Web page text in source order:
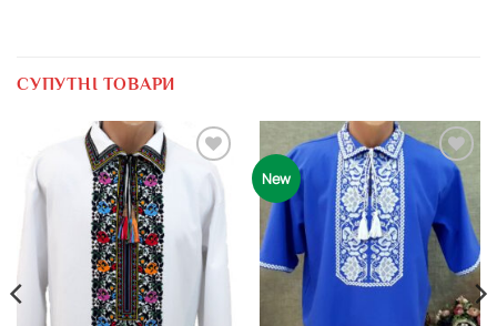
СУПУТНІ ТОВАРИ
Додати
виріб у
вибране
New
Додати
виріб у
вибране